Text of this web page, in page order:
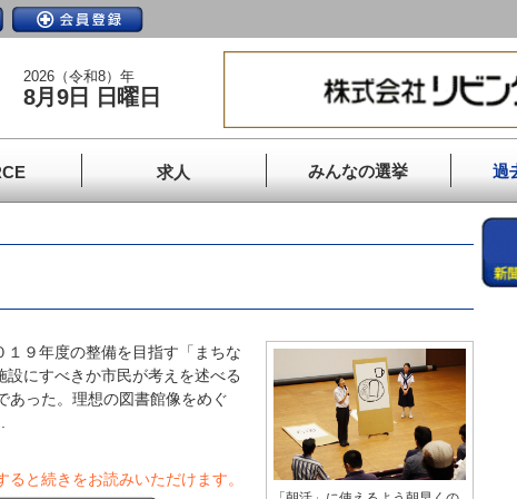
2026（令和8）年
8月9日 日曜日
求人 みんなの選挙 過
９年度の整備を目指す「まちな
にすべきか市民が考えを述べる
あった。理想の図書館像をめぐ
ると続きをお読みいただけます。